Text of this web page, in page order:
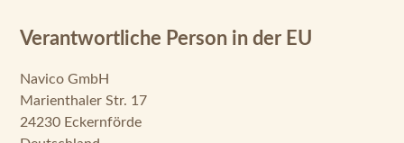
Verantwortliche Person in der EU
Navico GmbH
Marienthaler Str. 17
24230 Eckernförde